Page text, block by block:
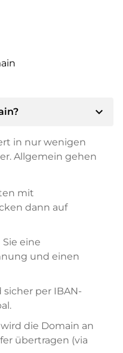
expand_more
in nur wenigen
Allgemein gehen
mit
dann auf
eine
und einen
per IBAN-
die Domain an
übertragen (via